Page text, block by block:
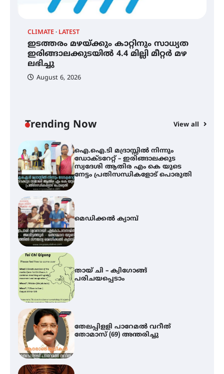
CLIMATE LATEST
ഇടത്തരം മഴയ്ക്കും കാറ്റിനും സാധ്യത
ഇരിങ്ങാലക്കുടയിൽ 4.4 മില്ലി മീറ്റർ മഴ
ലഭിച്ചു
August 6, 2026
Trending Now View all
ഇടത്തരം മഴയ്ക്കും കാറ്റിനും
സാധ്യത ഇരിങ്ങാലക്കുടയിൽ 4.4
മില്ലി മീറ്റർ മഴ ലഭിച്ചു
നേട്ടം പ്രതിസന്ധികളോട് പൊരുതി
മെഡിക്കൽ ക്യാമ്പ്
തായ് ചി – ക്വിഗോങ്ങ്
പരിചയപ്പെടാം
തേലപ്പിളളി പാറേമൽ വറീത്
തോമാസ് (69) അന്തരിച്ചു
അരങ്ങ് 2026′ ആഗസ്റ്റ് 8, 9
തീയതികളിൽ